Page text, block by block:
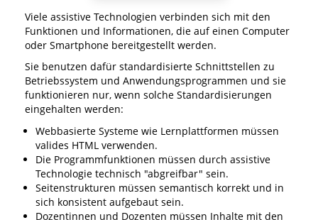
Viele assistive Technologien verbinden sich mit den
Funktionen und Informationen, die auf einen Computer
oder Smartphone bereitgestellt werden.
Sie benutzen dafür standardisierte Schnittstellen zu
Betriebssystem und Anwendungsprogrammen und sie
funktionieren nur, wenn solche Standardisierungen
eingehalten werden:
Webbasierte Systeme wie Lernplattformen müssen
valides HTML verwenden.
Die Programmfunktionen müssen durch assistive
Technologie technisch "abgreifbar" sein.
Seitenstrukturen müssen semantisch korrekt und in
sich konsistent aufgebaut sein.
Dozentinnen und Dozenten müssen Inhalte mit den